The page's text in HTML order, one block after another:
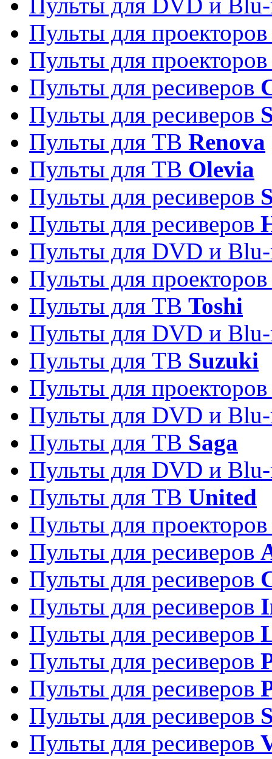
Пульты для
Пульты для
Пульты для ресиверов
Пульты для ресиверов
Пульты для ТВ Renova
Пульты для ТВ Olevia
Пульты для ресиверов
Пульты для ресиверов
Пульты для DVD и
Пульты для
Пульты для ТВ Toshi
Пульты для DVD и
Пульты для ТВ Suzuki
Пульты для
Пульты для DVD и
Пульты для ТВ Saga
Пульты для DVD и
Пульты для ТВ United
Пульты для
Пульты для ресиверов
Пульты для ресиверов
Пульты для ресиверов
Пульты для ресиверов
Пульты для ресиверов
Пульты для ресиверов
Пульты для ресиверов
Пульты для ресиверов